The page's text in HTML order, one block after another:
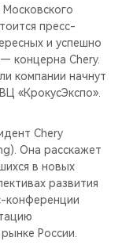
Московского
пресс-
и успешно
концерна Chery.
компании начнут
«КрокусЭкспо».
Chery
Она расскажет
в новых
развития
конференции
России.